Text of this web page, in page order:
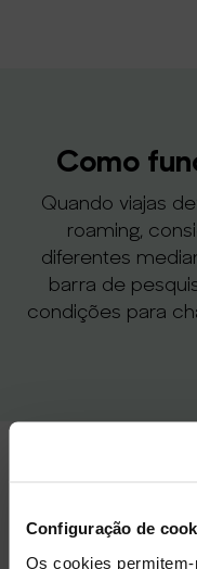
Configuração de
Os cookies
Como
Quando viajas
roaming,
diferentes
barra de
condições para
custos de